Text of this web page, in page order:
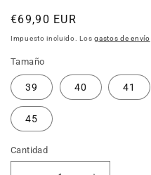
Precio
habitual
€69,90 EUR
Impuesto incluido. Losgastos de envío
Tamaño
39 40 41
45
Cantidad